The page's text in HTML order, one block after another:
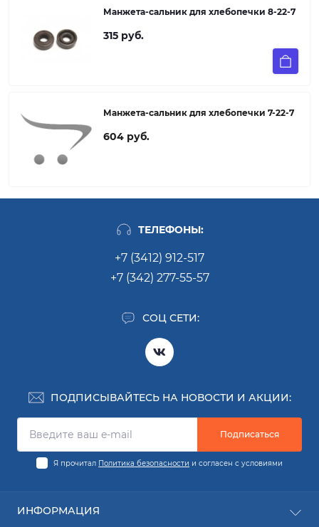
Манжета-сальник для хлебопечки 8-22-7
315 руб.
Манжета-сальник для хлебопечки 7-22-7
604 руб.
ТЕЛЕФОНЫ:
+7 (3412) 912-517
+7 (342) 277-55-57
СОЦ СЕТИ:
ПОДПИСЫВАЙТЕСЬ НА НОВОСТИ И АКЦИИ:
Подписаться
Я прочитал Политика безопасности и согласен с условиями
ИНФОРМАЦИЯ